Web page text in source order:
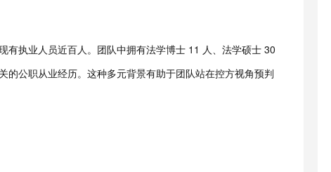
执业人员近百人。团队中拥有法学博士 11 人、法学硕士 30
公职从业经历。这种多元背景有助于团队站在控方视角预判